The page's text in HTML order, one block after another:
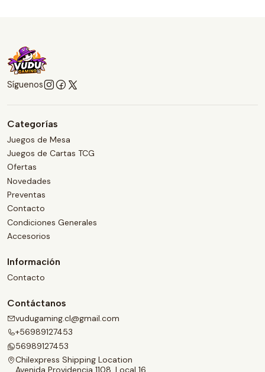
Síguenos
Categorías
Juegos de Mesa
Juegos de Cartas TCG
Ofertas
Novedades
Preventas
Contacto
Condiciones Generales
Accesorios
Información
Contacto
Contáctanos
vudugaming.cl@gmail.com
+56989127453
56989127453
Chilexpress Shipping Location
Avenida Providencia 1108, Local 16